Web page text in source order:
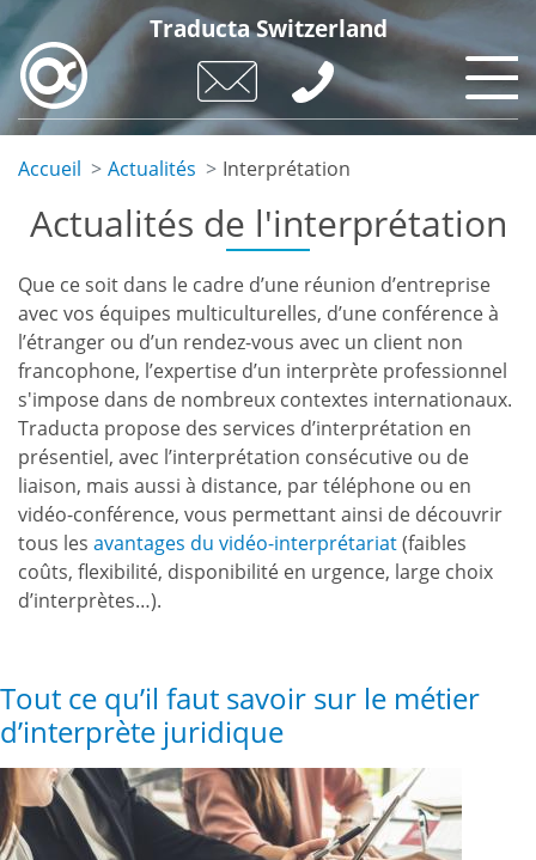
Aller
au
contenu
principal
Traducta Switzerland
Accueil Actualités Interprétation
Actualités de l'interprétation
Que ce soit dans le cadre d’une réunion d’entreprise
avec vos équipes multiculturelles, d’une conférence à
l’étranger ou d’un rendez-vous avec un client non
francophone, l’expertise d’un interprète professionnel
s'impose dans de nombreux contextes internationaux.
Traducta propose des services d’interprétation en
présentiel, avec l’interprétation consécutive ou de
liaison, mais aussi à distance, par téléphone ou en
vidéo-conférence, vous permettant ainsi de découvrir
tous les avantages du vidéo-interprétariat(faibles
coûts, flexibilité, disponibilité en urgence, large choix
d’interprètes…).
Tout ce qu’il faut savoir sur le métier
d’interprète juridique